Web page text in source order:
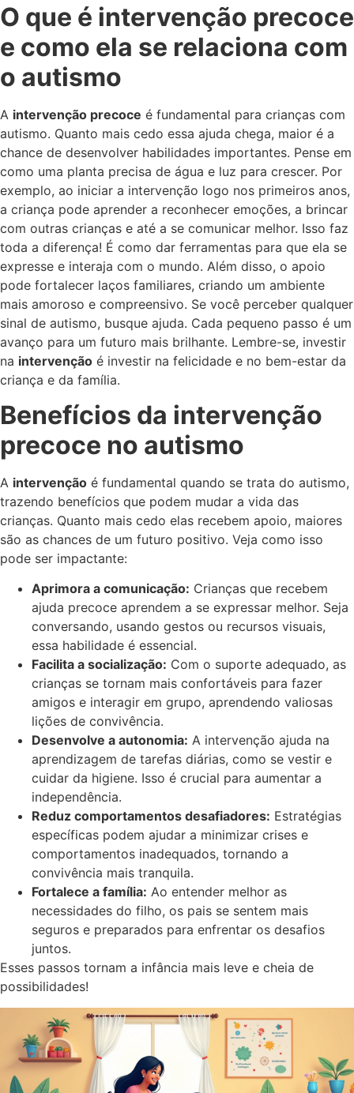
O que é intervenção precoce
e como ela se relaciona com
o autismo
A intervenção precoce é fundamental para crianças com
autismo. Quanto mais cedo essa ajuda chega, maior é a
chance de desenvolver habilidades importantes. Pense em
como uma planta precisa de água e luz para crescer. Por
exemplo, ao iniciar a intervenção logo nos primeiros anos,
a criança pode aprender a reconhecer emoções, a brincar
com outras crianças e até a se comunicar melhor. Isso faz
toda a diferença! É como dar ferramentas para que ela se
expresse e interaja com o mundo. Além disso, o apoio
pode fortalecer laços familiares, criando um ambiente
mais amoroso e compreensivo. Se você perceber qualquer
sinal de autismo, busque ajuda. Cada pequeno passo é um
avanço para um futuro mais brilhante. Lembre-se, investir
na intervenção é investir na felicidade e no bem-estar da
criança e da família.
Benefícios da intervenção
precoce no autismo
A intervenção é fundamental quando se trata do autismo,
trazendo benefícios que podem mudar a vida das
crianças. Quanto mais cedo elas recebem apoio, maiores
são as chances de um futuro positivo. Veja como isso
pode ser impactante:
Aprimora a comunicação: Crianças que recebem
ajuda precoce aprendem a se expressar melhor. Seja
conversando, usando gestos ou recursos visuais,
essa habilidade é essencial.
Facilita a socialização: Com o suporte adequado, as
crianças se tornam mais confortáveis para fazer
amigos e interagir em grupo, aprendendo valiosas
lições de convivência.
Desenvolve a autonomia: A intervenção ajuda na
aprendizagem de tarefas diárias, como se vestir e
cuidar da higiene. Isso é crucial para aumentar a
independência.
Reduz comportamentos desafiadores: Estratégias
específicas podem ajudar a minimizar crises e
comportamentos inadequados, tornando a
convivência mais tranquila.
Fortalece a família: Ao entender melhor as
necessidades do filho, os pais se sentem mais
seguros e preparados para enfrentar os desafios
juntos.
Esses passos tornam a infância mais leve e cheia de
possibilidades!